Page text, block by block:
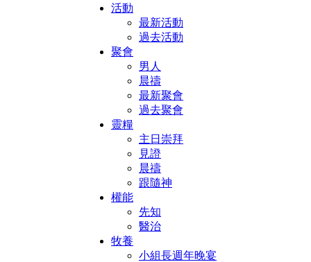
活動
最新活動
過去活動
聚會
男人
晨禱
最新聚會
過去聚會
靈糧
主日崇拜
見證
晨禱
跟隨神
權能
先知
醫治
牧養
小組長週年晚宴